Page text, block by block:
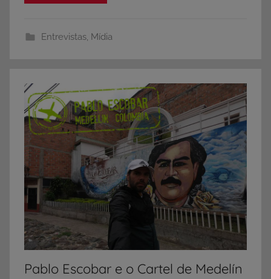
Entrevistas, Mídia
Pablo Escobar e o Cartel de Medelín